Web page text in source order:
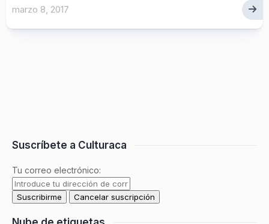
marzo 8, 2017
Suscríbete a Culturaca
Tu correo electrónico: